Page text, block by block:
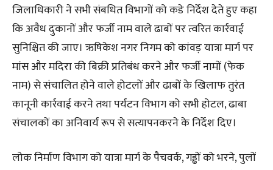
जिलाधिकारी ने सभी संबधित विभागों को कडे निर्देश देते हुए कहा
कि अवैध दुकानों और फर्जी नाम वाले ढाबों पर त्वरित कार्रवाई
सुनिश्चित की जाए। ऋषिकेश नगर निगम को कांवड़ यात्रा मार्ग पर
मांस और मदिरा की बिक्री प्रतिबंध करने और फर्जी नामों (फेक
नाम) से संचालित होने वाले होटलों और ढाबों के खिलाफ तुरंत
कानूनी कार्रवाई करने तथा पर्यटन विभाग को सभी होटल, ढाबा
संचालकों का अनिवार्य रूप से सत्यापनकरने के निर्देश दिए।
लोक निर्माण विभाग को यात्रा मार्ग के पैचवर्क, गड्ढों को भरने, पुलों